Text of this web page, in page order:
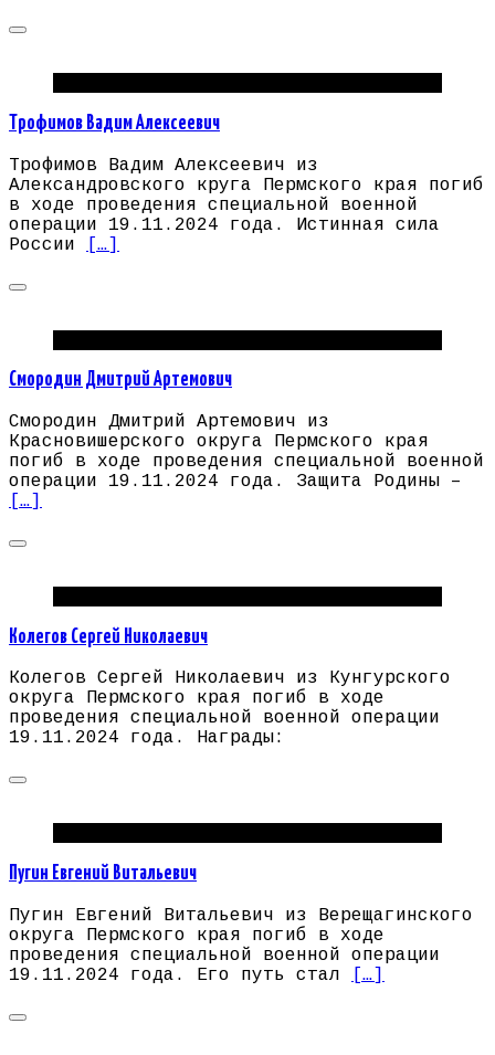
Трофимов Вадим Алексеевич
Трофимов Вадим Алексеевич из
Александровского круга Пермского края погиб
в ходе проведения специальной военной
операции 19.11.2024 года. Истинная сила
России
[…]
Смородин Дмитрий Артемович
Смородин Дмитрий Артемович из
Красновишерского округа Пермского края
погиб в ходе проведения специальной военной
операции 19.11.2024 года. Защита Родины –
[…]
Колегов Сергей Николаевич
Колегов Сергей Николаевич из Кунгурского
округа Пермского края погиб в ходе
проведения специальной военной операции
19.11.2024 года. Награды:
Пугин Евгений Витальевич
Пугин Евгений Витальевич из Верещагинского
округа Пермского края погиб в ходе
проведения специальной военной операции
19.11.2024 года. Его путь стал
[…]